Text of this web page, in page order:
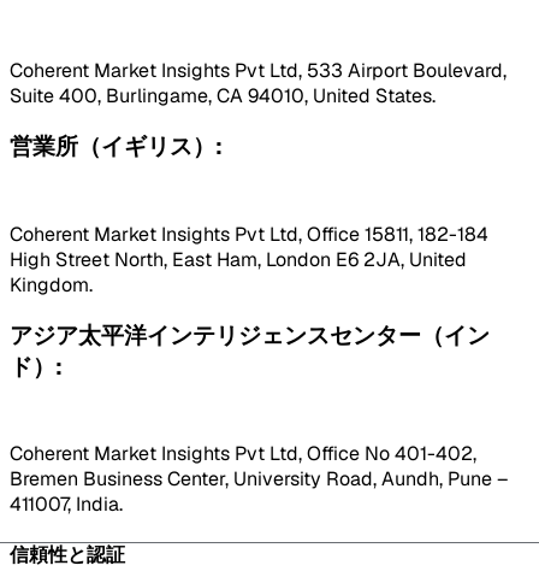
Coherent Market Insights Pvt Ltd, 533 Airport Boulevard,
Suite 400, Burlingame, CA 94010, United States.
営業所（イギリス）:
Coherent Market Insights Pvt Ltd, Office 15811, 182-184
High Street North, East Ham, London E6 2JA, United
Kingdom.
アジア太平洋インテリジェンスセンター（イン
ド）:
Coherent Market Insights Pvt Ltd, Office No 401-402,
Bremen Business Center, University Road, Aundh, Pune –
411007, India.
信頼性と認証